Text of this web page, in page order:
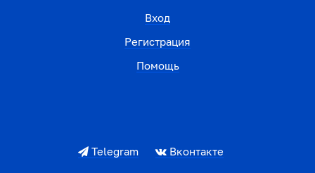
Вход
Регистрация
Помощь
Telegram Вконтакте